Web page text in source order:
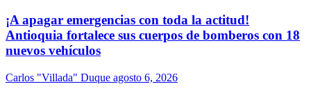
¡A apagar emergencias con toda la actitud!
Antioquia fortalece sus cuerpos de bomberos con 18
nuevos vehículos
Carlos "Villada" Duque agosto 6, 2026